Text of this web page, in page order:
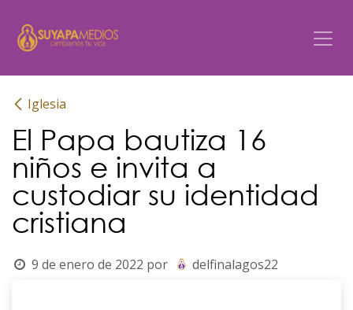
Iglesia
El Papa bautiza 16
niños e invita a
custodiar su identidad
cristiana
9 de enero de 2022 por delfinalagos22